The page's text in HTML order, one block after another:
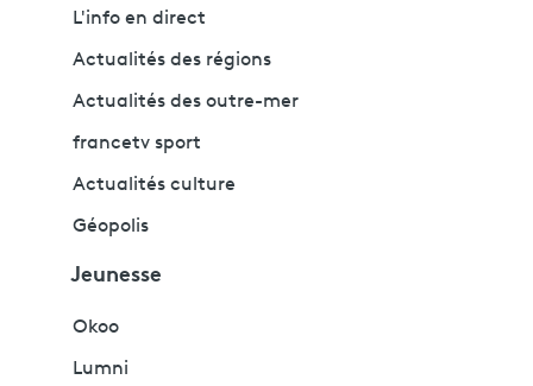
L'info en direct
Actualités des régions
Actualités des outre-mer
francetv sport
Actualités culture
Géopolis
Jeunesse
Okoo
Lumni